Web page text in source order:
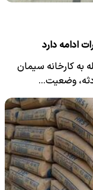
ادامه دارد
به کارخانه سیمان
وضعیت…